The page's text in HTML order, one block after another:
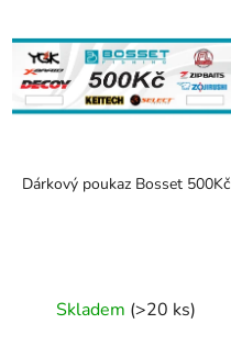
o
d
u
ů
p
s
oDárkový poukaz Bosset 500Kč
Skladem (>20 ks)